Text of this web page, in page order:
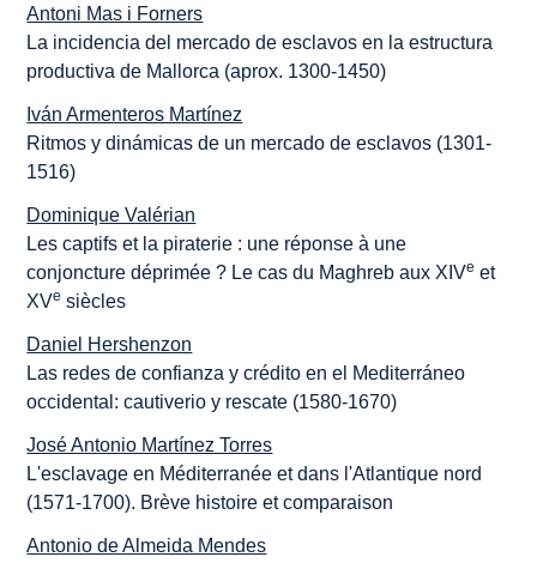
Antoni Mas i Forners
La incidencia del mercado de esclavos en la estructura
productiva de Mallorca (aprox. 1300-1450)
Iván Armenteros Martínez
Ritmos y dinámicas de un mercado de esclavos (1301-
1516)
Dominique Valérian
Les captifs et la piraterie : une réponse à une
conjoncture déprimée ? Le cas du Maghreb aux XIVe et
XVe siècles
Daniel Hershenzon
Las redes de confianza y crédito en el Mediterráneo
occidental: cautiverio y rescate (1580-1670)
José Antonio Martínez Torres
L'esclavage en Méditerranée et dans l'Atlantique nord
(1571-1700). Brève histoire et comparaison
Antonio de Almeida Mendes